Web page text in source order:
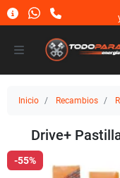
Inicio Recambios
Drive+
-55%